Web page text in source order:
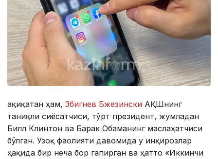
Ҳақиқатан ҳам, Збигнев Бжезински АҚШнинг
таниқли сиёсатчиси, тўрт президент, жумладан
Билл Клинтон ва Барак Обаманинг маслаҳатчиси
бўлган. Узоқ фаолияти давомида у инқирозлар
ҳақида бир неча бор гапирган ва ҳатто «Иккинчи